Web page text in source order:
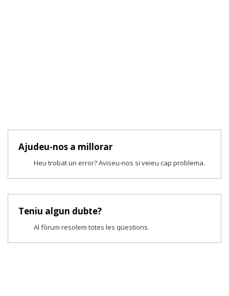
Ajudeu-nos a millorar
Heu trobat un error? Aviseu-nos si veieu cap problema.
Teniu algun dubte?
Al fòrum resolem totes les qüestions.